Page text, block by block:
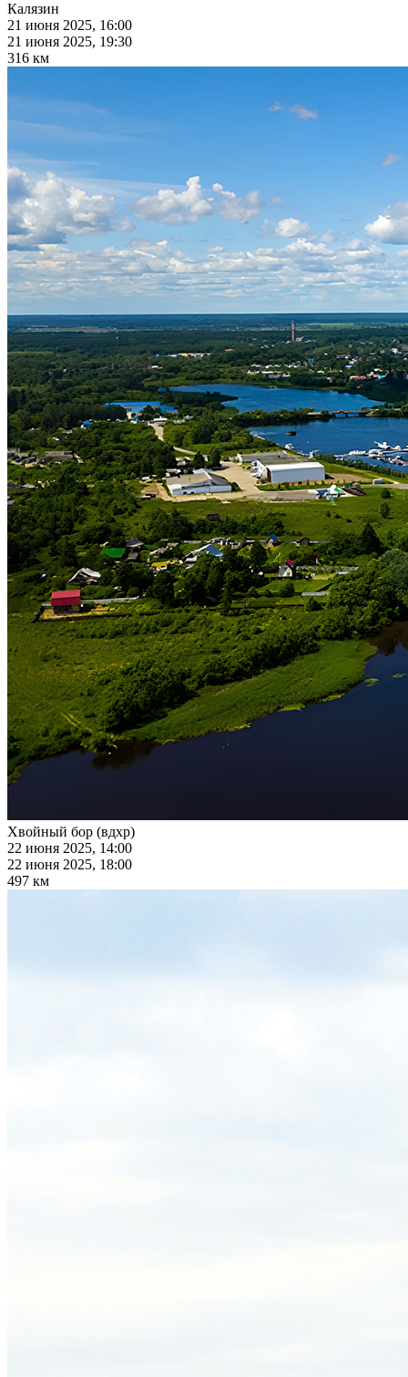
Калязин
21 июня 2025, 16:00
21 июня 2025, 19:30
316 км
Хвойный бор (вдхр)
22 июня 2025, 14:00
22 июня 2025, 18:00
497 км